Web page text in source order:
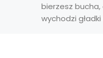
bierzesz
wychodzi